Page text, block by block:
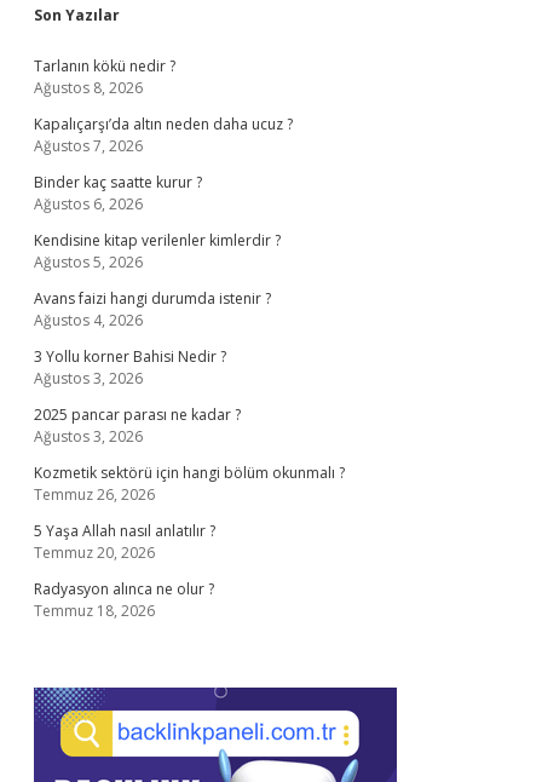
Sidebar
Son Yazılar
Tarlanın kökü nedir ?
Ağustos 8, 2026
Kapalıçarşı’da altın neden daha ucuz ?
Ağustos 7, 2026
Binder kaç saatte kurur ?
Ağustos 6, 2026
Kendisine kitap verilenler kimlerdir ?
Ağustos 5, 2026
Avans faizi hangi durumda istenir ?
Ağustos 4, 2026
3 Yollu korner Bahisi Nedir ?
Ağustos 3, 2026
2025 pancar parası ne kadar ?
Ağustos 3, 2026
Kozmetik sektörü için hangi bölüm okunmalı ?
Temmuz 26, 2026
5 Yaşa Allah nasıl anlatılır ?
Temmuz 20, 2026
Radyasyon alınca ne olur ?
Temmuz 18, 2026